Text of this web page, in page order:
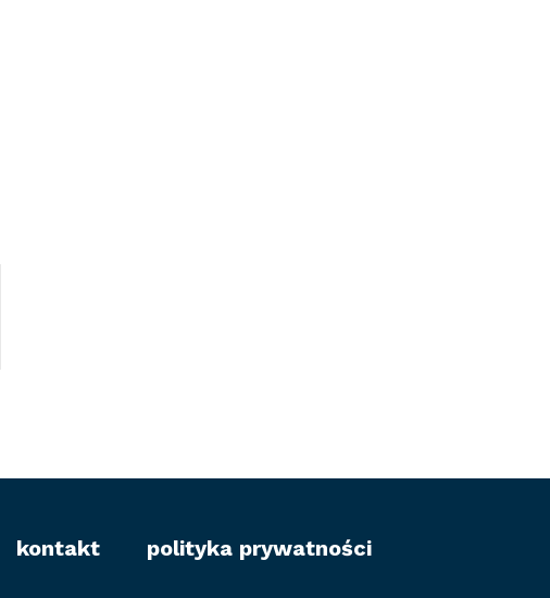
kontakt polityka prywatności